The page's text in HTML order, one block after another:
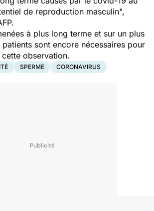
de reproduction masculin",
à plus long terme et sur un plus
sont encore nécessaires pour
observation.
SPERME CORONAVIRUS